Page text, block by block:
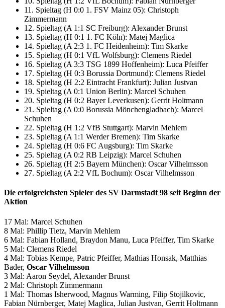
11. Spieltag (H 0:0 1. FSV Mainz 05): Christoph
Zimmermann
12. Spieltag (A 1:1 SC Freiburg): Alexander Brunst
13. Spieltag (H 0:1 1. FC Köln): Matej Maglica
14. Spieltag (A 2:3 1. FC Heidenheim): Tim Skarke
15. Spieltag (H 0:1 VfL Wolfsburg): Clemens Riedel
16. Spieltag (A 3:3 TSG 1899 Hoffenheim): Luca Pfeiffer
17. Spieltag (H 0:3 Borussia Dortmund): Clemens Riedel
18. Spieltag (H 2:2 Eintracht Frankfurt): Julian Justvan
19. Spieltag (A 0:1 Union Berlin): Marcel Schuhen
20. Spieltag (H 0:2 Bayer Leverkusen): Gerrit Holtmann
21. Spieltag (A 0:0 Borussia Mönchengladbach): Marcel
Schuhen
22. Spieltag (H 1:2 VfB Stuttgart): Marvin Mehlem
23. Spieltag (A 1:1 Werder Bremen): Tim Skarke
24. Spieltag (H 0:6 FC Augsburg): Tim Skarke
25. Spieltag (A 0:2 RB Leipzig): Marcel Schuhen
26. Spieltag (H 2:5 Bayern München): Oscar Vilhelmsson
27. Spieltag (A 2:2 VfL Bochum): Oscar Vilhelmsson
Die erfolgreichsten Spieler des SV Darmstadt 98 seit Beginn der
Aktion
17 Mal: Marcel Schuhen
8 Mal: Phillip Tietz, Marvin Mehlem
6 Mal: Fabian Holland, Braydon Manu, Luca Pfeiffer, Tim Skarke
5 Mal: Clemens Riedel
4 Mal: Tobias Kempe, Patric Pfeiffer, Mathias Honsak, Matthias
Bader, Oscar Vilhelmsson
3 Mal: Aaron Seydel, Alexander Brunst
2 Mal: Christoph Zimmermann
1 Mal: Thomas Isherwood, Magnus Warming, Filip Stojilkovic,
Fabian Nürnberger, Matej Maglica, Julian Justvan, Gerrit Holtmann